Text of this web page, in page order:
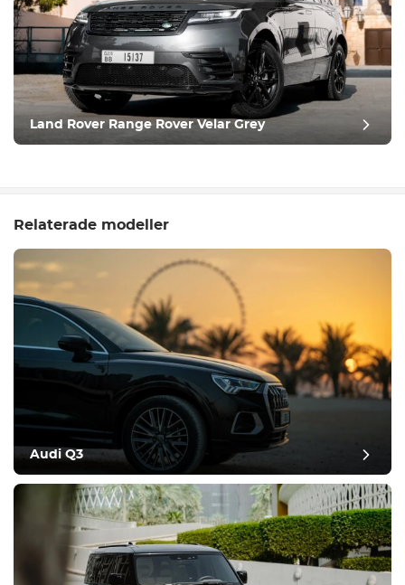
Land Rover Range Rover Velar Grey
Relaterade modeller
Audi Q3